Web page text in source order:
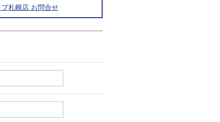
札幌店 お問合せ